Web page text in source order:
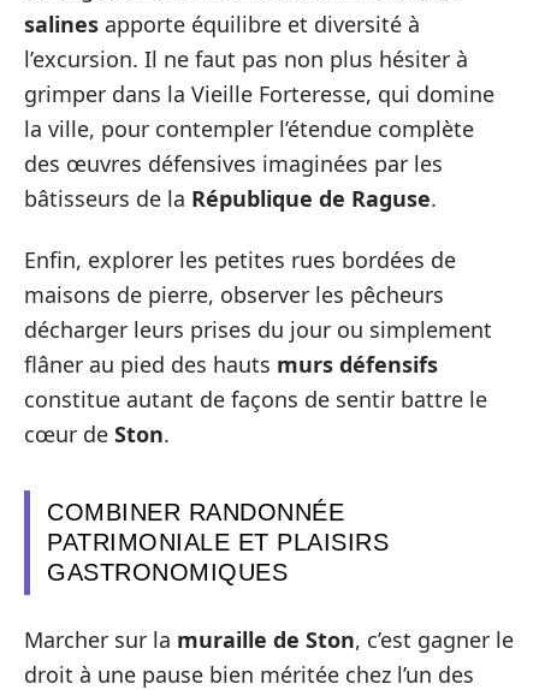
salines apporte équilibre et diversité à
l’excursion. Il ne faut pas non plus hésiter à
grimper dans la Vieille Forteresse, qui domine
la ville, pour contempler l’étendue complète
des œuvres défensives imaginées par les
bâtisseurs de la République de Raguse.
Enfin, explorer les petites rues bordées de
maisons de pierre, observer les pêcheurs
décharger leurs prises du jour ou simplement
flâner au pied des hauts murs défensifs
constitue autant de façons de sentir battre le
cœur de Ston.
COMBINER RANDONNÉE
PATRIMONIALE ET PLAISIRS
GASTRONOMIQUES
Marcher sur la muraille de Ston, c’est gagner le
droit à une pause bien méritée chez l’un des